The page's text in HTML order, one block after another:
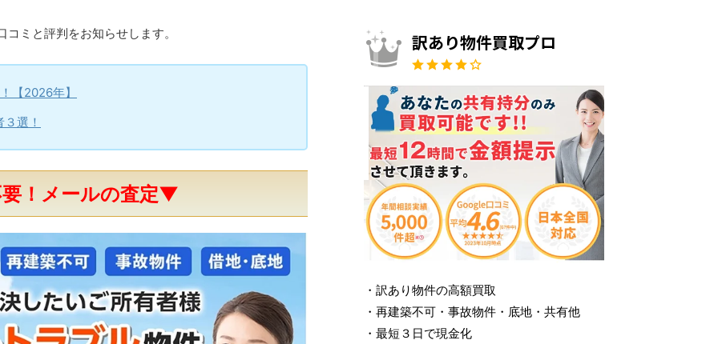
ミと評判をお知らせします。
【2026年】
選！
！メールの査定▼
訳あり物件買取プロ
・訳あり物件の高額買取
・再建築不可・事故物件・底地・共有他
・最短３日で現金化